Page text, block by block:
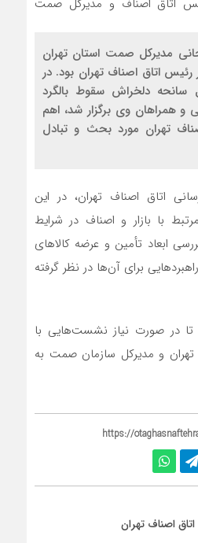
مدیرکل صمت استان تهران
رئیس اتاق اصناف تهران بود. در
سانحه دلخراش سقوط بالگرد
و همراهان وی برگزار شد، اهم
تهران مورد بحث و تبادل
اتاق اصناف تهران، در این
با بازار و اصناف در شرایط
ابعاد تأمین و عرضه کالاهای
برای آن‌ها در نظر گرفته
در صورت نیاز نشست‌هایی با
و مدیرکل سازمان صمت به
https://
اصناف تهران